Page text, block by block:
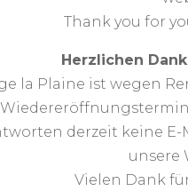
THE HOTEL
Photogallery >>
Thank you for
Herzlichen
la Plaine ist wegen
derzeit keine
unsere
Vielen Dank